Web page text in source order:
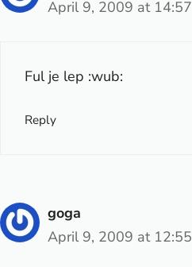
April 9, 2009 at 14:57
Ful je lep :wub:
Reply
goga
April 9, 2009 at 12:55